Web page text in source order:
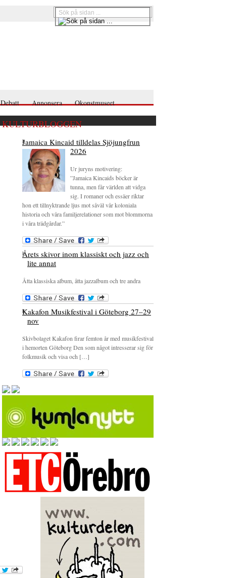
Debatt Annonsera Okonstmuseet
KULTURBLOGGEN
Jamaica Kincaid tilldelas Sjöjungfrun
2026
Ur juryns motivering:
”Jamaica Kincaids böcker är
tunna, men får världen att vidga
sig. I romaner och essäer riktar
hon ett tillnyktrande ljus mot såväl vår koloniala
historia och våra familjerelationer som mot blommorna
i våra trädgårdar.”
Årets skivor inom klassiskt och jazz och
lite annat
Åtta klassiska album, åtta jazzalbum och tre andra
Kakafon Musikfestival i Göteborg 27–29
nov
Skivbolaget Kakafon firar femton år med musikfestival
i hemorten Göteborg Den som något intresserar sig för
folkmusik och visa och […]